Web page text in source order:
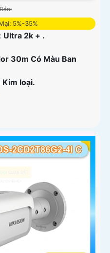
5%-35%
Ultra 2k + .
30m Có Màu Ban
Kim loại.